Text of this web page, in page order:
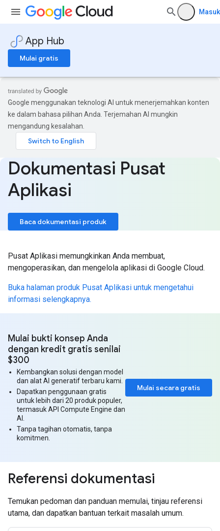
Masuk
App Hub
Mulai gratis
Google menggunakan teknologi AI untuk menerjemahkan konten
ke dalam bahasa pilihan Anda. Terjemahan AI mungkin
mengandung kesalahan.
Dokumentasi Pusat
Aplikasi
Baca dokumentasi produk
Pusat Aplikasi memungkinkan Anda membuat,
mengoperasikan, dan mengelola aplikasi di Google Cloud.
Buka halaman produk Pusat Aplikasi untuk mengetahui
informasi selengkapnya.
Mulai secara gratis
Mulai bukti konsep Anda
dengan kredit gratis senilai
$300
Kembangkan solusi dengan model
dan alat AI generatif terbaru kami.
Dapatkan penggunaan gratis
untuk lebih dari 20 produk populer,
termasuk API Compute Engine dan
AI.
Tanpa tagihan otomatis, tanpa
komitmen.
Referensi dokumentasi
Temukan pedoman dan panduan memulai, tinjau referensi
utama, dan dapatkan bantuan terkait masalah umum.